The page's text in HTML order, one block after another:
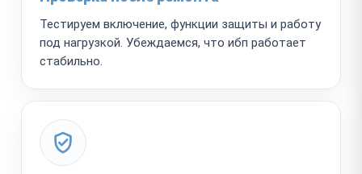
Тестируем включение, функции защиты и работу
под нагрузкой. Убеждаемся, что ибп работает
стабильно.